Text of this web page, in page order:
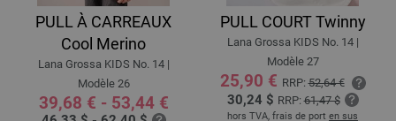
PULL À CARREAUX
Cool Merino
Lana Grossa KIDS No. 14 |
Modèle 26
39,68 € - 53,44 €
PULL COURT Twinny
Lana Grossa KIDS No. 14 |
Modèle 27
25,90 € RRP:52,64 €
30,24 $ RRP:61,47 $
hors TVA, frais de port en sus